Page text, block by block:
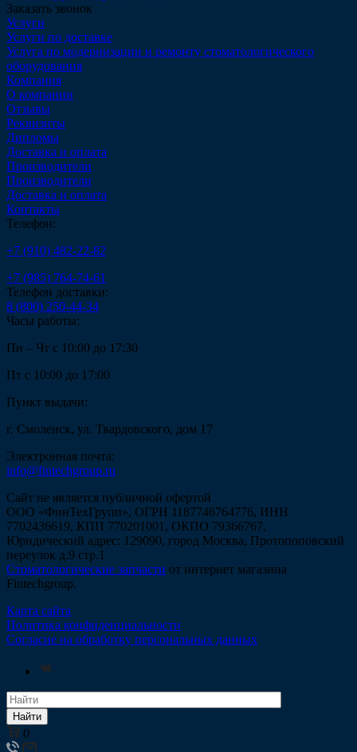
Заказать звонок
Услуги
Услуги по доставке
Услуга по модернизации и ремонту стоматологического
оборудования
Компания
О компании
Отзывы
Реквизиты
Дипломы
Доставка и оплата
Производители
Производители
Доставка и оплата
Контакты
Телефон:
+7 (910) 482-22-82
+7 (985) 764-74-61
Телефон доставки:
8 (800) 250-44-34
Часы работы:
Пн – Чт с 10:00 до 17:30
Пт с 10:00 до 17:00
Пункт выдачи:
г. Смоленск, ул. Твардовского, дом 17
Электронная почта:
info@fintechgroup.ru
Сайт не является публичной офертой
ООО «ФинТехГрупп», ОГРН 1187746764776, ИНН
7702436619, КПП 770201001, ОКПО 79366767,
Юридический адрес: 129090, город Москва, Протопоповский
переулок д.9 стр.1
Стоматологические запчасти от интернет магазина
Fintechgroup.
Карта сайта
Политика конфиденциальности
Согласие на обработку персональных данных
Найти
0